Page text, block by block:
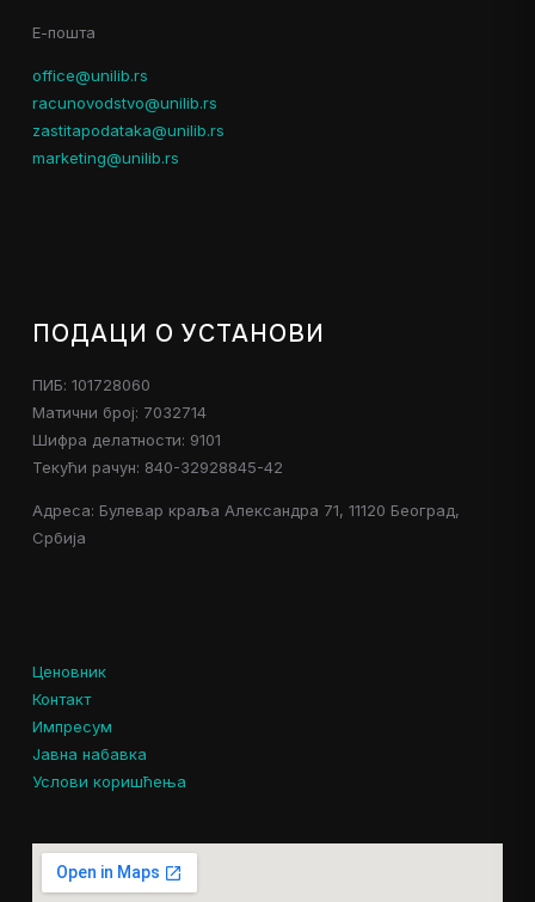
Е-пошта
office@unilib.rs
racunovodstvo@unilib.rs
zastitapodataka@unilib.rs
marketing@unilib.rs
ПОДАЦИ О УСТАНОВИ
ПИБ: 101728060
Матични број: 7032714
Шифра делатности: 9101
Текући рачун: 840-32928845-42
Адреса: Булевар краља Александра 71, 11120 Београд,
Србија
Ценовник
Контакт
Импресум
Јавна набавка
Услови коришћења